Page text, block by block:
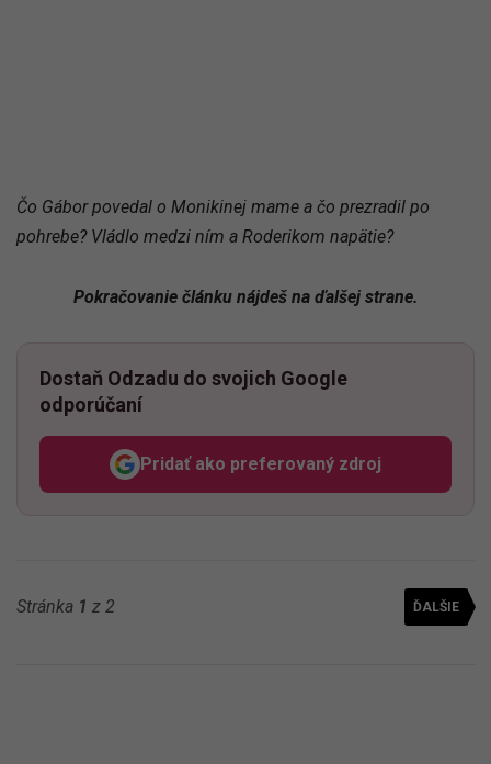
Čo Gábor povedal o Monikinej mame a čo prezradil po
pohrebe? Vládlo medzi ním a Roderikom napätie?
Pokračovanie článku nájdeš na ďalšej strane.
Dostaň Odzadu do svojich Google
odporúčaní
Pridať ako preferovaný zdroj
Odzadu, odkaz sa otvorí v
Stránka 1 z 2 ĎALŠIE